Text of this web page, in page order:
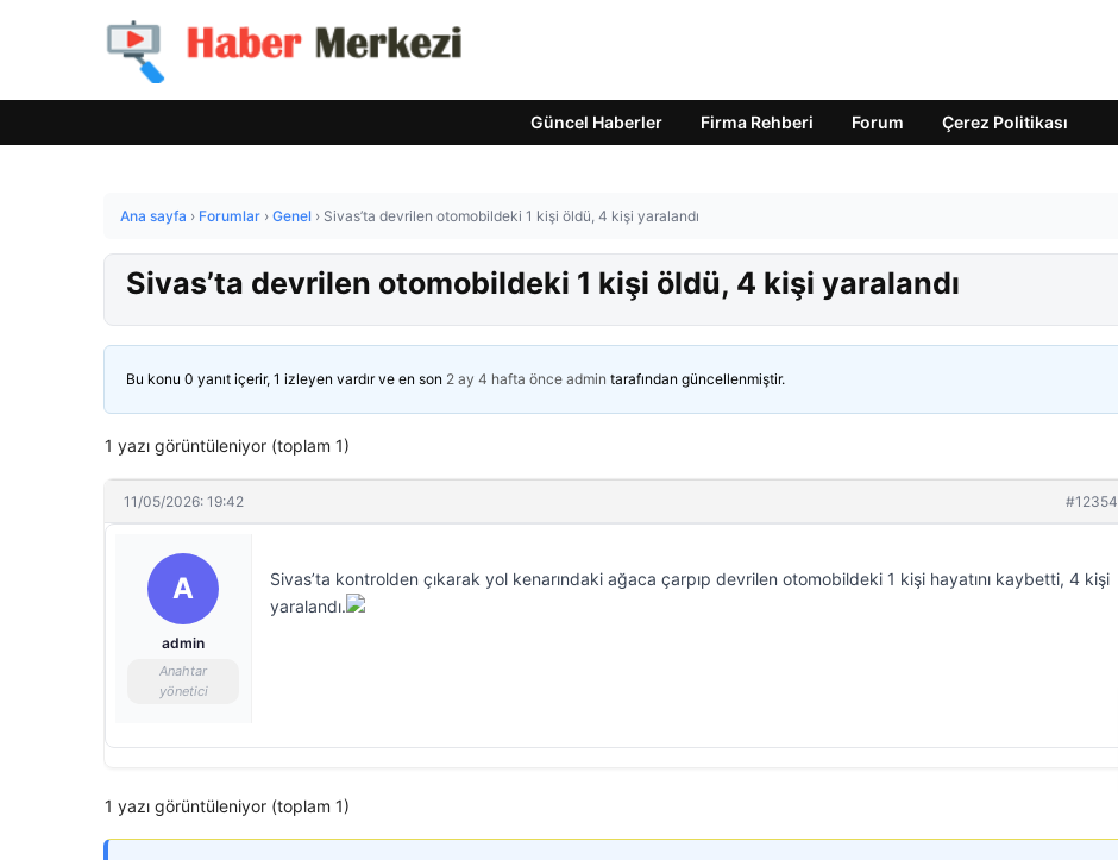
Güncel Haberler Firma Rehberi Forum Çerez Politikası
Ana sayfa › Forumlar › Genel › Sivas’ta devrilen otomobildeki 1 kişi öldü, 4 kişi yaralandı
Sivas’ta devrilen otomobildeki 1 kişi öldü, 4 kişi yaralandı
Bu konu 0 yanıt içerir, 1 izleyen vardır ve en son 2 ay 4 hafta önce admin tarafından güncellenmiştir.
1 yazı görüntüleniyor (toplam 1)
11/05/2026: 19:42 #12354
A
admin
Anahtar
yönetici
Sivas’ta kontrolden çıkarak yol kenarındaki ağaca çarpıp devrilen otomobildeki 1 kişi hayatını kaybetti, 4 kişi
yaralandı.
1 yazı görüntüleniyor (toplam 1)